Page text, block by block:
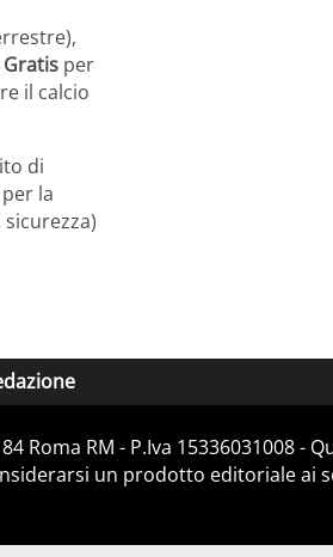
per
il calcio
di
la
Roma RM - P.Iva 15336031008 -
un prodotto editoriale ai